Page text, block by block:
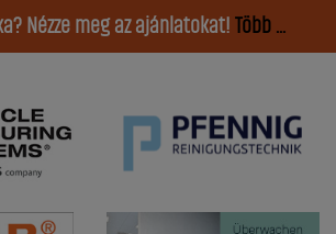
Nézze meg az ajánlatokat! Több ...